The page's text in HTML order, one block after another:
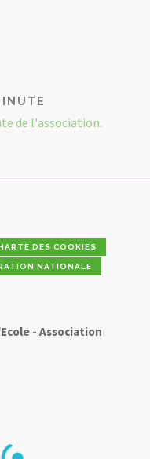
de l'association.
DES COOKIES
NATIONALE
- Association